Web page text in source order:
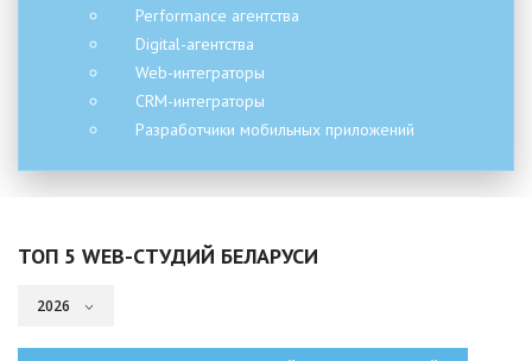
Performance агентства
Digital-агентства
Web-интеграторы
CRM-интеграторы
Разработчики мобильных приложений
ТОП 5 WEB-СТУДИЙ БЕЛАРУСИ